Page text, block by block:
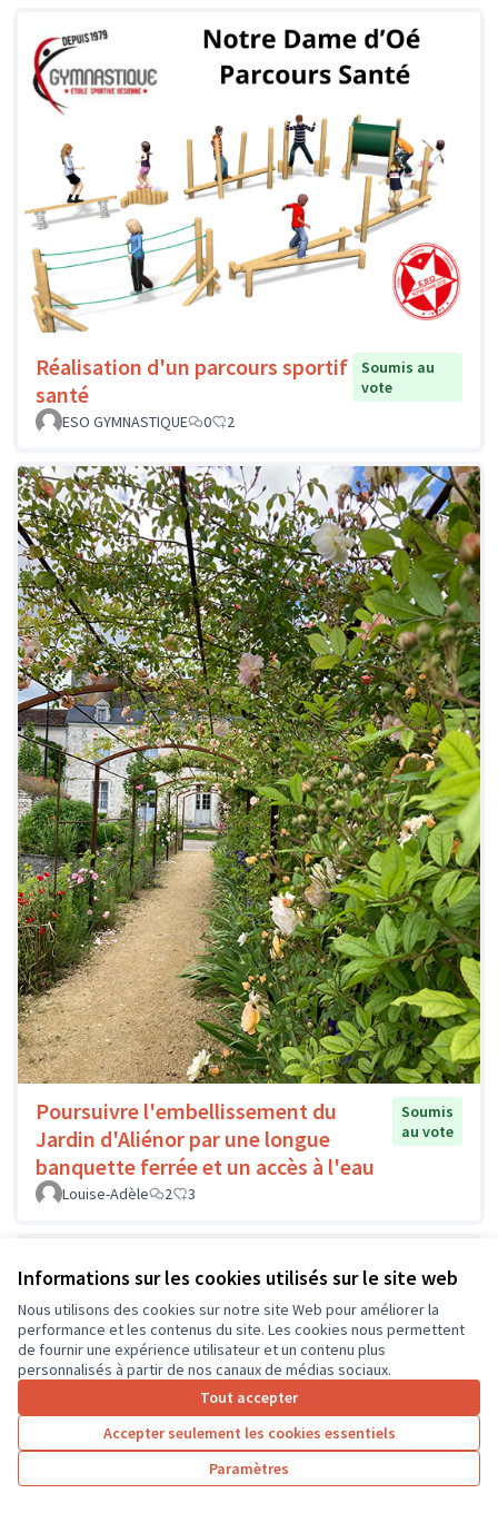
Informations sur les cookies utilisés sur le site web
Nous utilisons des cookies sur notre site Web pour améliorer la
performance et les contenus du site. Les cookies nous permettent
de fournir une expérience utilisateur et un contenu plus
personnalisés à partir de nos canaux de médias sociaux.
Tout accepter
Accepter seulement les cookies essentiels
Paramètres
Réalisation d'un parcours sportif
santé
Soumis au
vote
ESO GYMNASTIQUE
0 2
Poursuivre l'embellissement du
Jardin d'Aliénor par une longue
banquette ferrée et un accès à l'eau
Soumis
au vote
Louise-Adèle 2 3